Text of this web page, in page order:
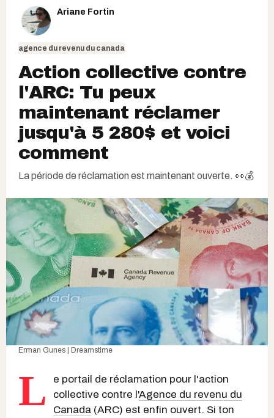
Ariane Fortin
agence du revenu du canada
Action collective contre
l'ARC: Tu peux
maintenant réclamer
jusqu'à 5 280$ et voici
comment
La période de réclamation est maintenant ouverte. 👀💰
Erman Gunes | Dreamstime
L
e portail de réclamation pour l'action
collective contre l'Agence du revenu du
Canada (ARC) est enfin ouvert. Si ton